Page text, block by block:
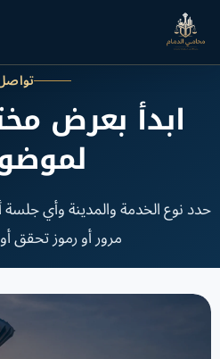
تخطى
إلى
المحتوى
ابدأ بعرض
حدد نوع الخدمة والمدينة وأي
مرور أو رموز تحقق